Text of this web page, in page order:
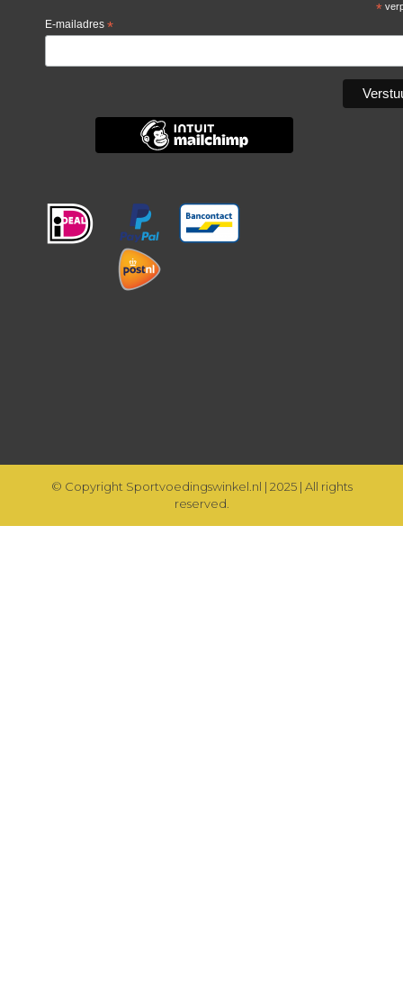
*
E-mailadres *
© Copyright Sportvoedingswinkel.nl | 2025 | All rights
reserved.